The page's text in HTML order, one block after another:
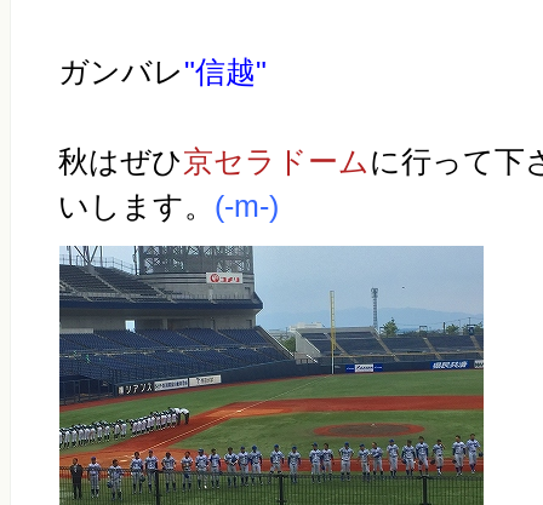
ガンバレ"信越"
秋はぜひ京セラドームに行って下
いします。 (-m-)